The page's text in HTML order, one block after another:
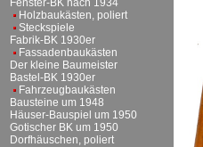
Fenster-BK nach 1934
Holzbaukästen, poliert
Steckspiele
Fabrik-BK 1930er
Fassadenbaukästen
Der kleine Baumeister
Bastel-BK 1930er
Fahrzeugbaukästen
Bausteine um 1948
Häuser-Bauspiel um 1950
Gotischer BK um 1950
Dorfhäuschen, poliert